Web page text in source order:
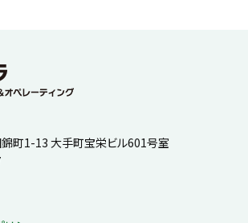
町1-13 大手町宝栄ビル601号室